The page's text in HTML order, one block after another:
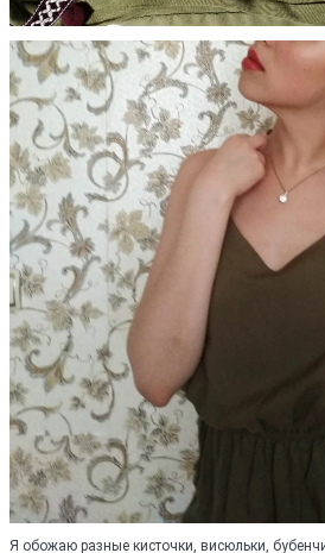
Я обожаю разные кисточки, висюльки,